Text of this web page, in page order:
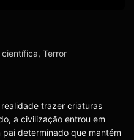
científica, Terror
trazer criaturas
a civilização entrou em
determinado que mantém